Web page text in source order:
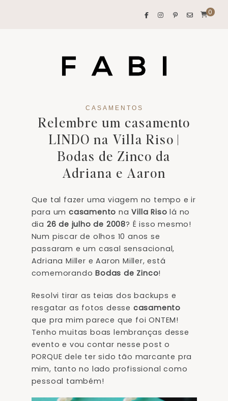
0
CASAMENTOS
Relembre um casamento
LINDO na Villa Riso |
Bodas de Zinco da
Adriana e Aaron
Que tal fazer uma viagem no tempo e ir
para um casamento naVilla Riso lá no
dia 26 de julho de 2008? É isso mesmo!
Num piscar de olhos 10 anos se
passaram e um casal sensacional,
Adriana Miller e Aaron Miller, está
comemorandoBodas de Zinco!
Resolvi tirar as teias dos backups e
resgatar as fotos desse casamento
que pra mim parece que foi ONTEM!
Tenho muitas boas lembranças desse
evento e vou contar nesse post o
PORQUE dele ter sido tão marcante pra
mim, tanto no lado profissional como
pessoal também!